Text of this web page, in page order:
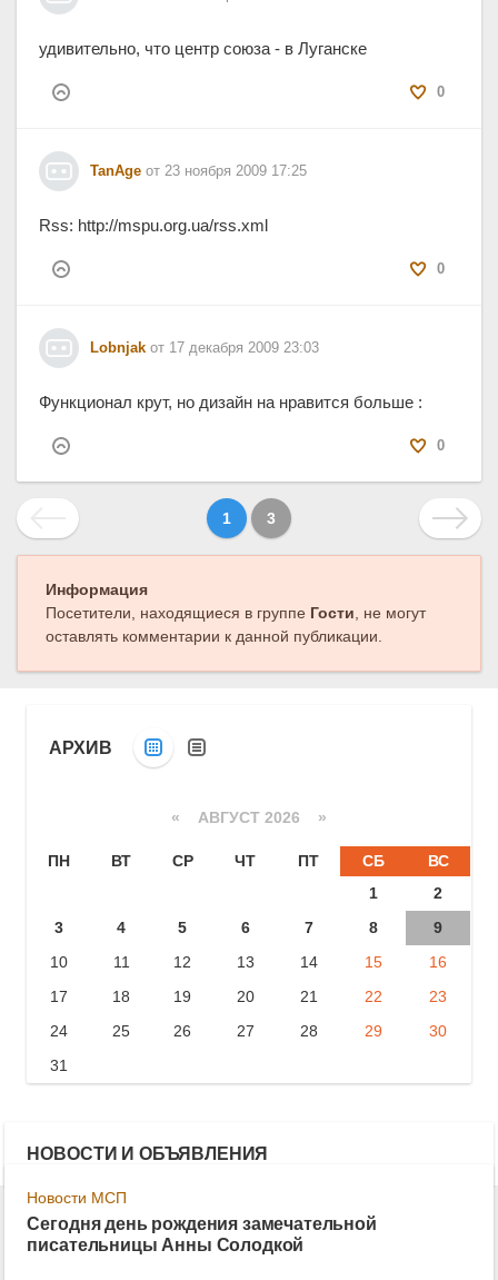
0
удивительно, что центр союза - в Луганске
TanAge от 23 ноября 2009 17:25
0
Rss: http://mspu.org.ua/rss.xml
Lobnjak от 17 декабря 2009 23:03
0
Функционал крут, но дизайн на нравится больше :
1 3
Информация
Посетители, находящиеся в группе Гости, не могут
оставлять комментарии к данной публикации.
АРХИВ
« АВГУСТ 2026 »
ПН ВТ СР ЧТ ПТ СБ
ВС
1
2
3
4 5 6 7 8
9
10
11 12 13 14 15
16
17
18 19 20 21 22
23
24
25 26 27 28 29
30
31
НОВОСТИ И ОБЪЯВЛЕНИЯ
Новости МСП
Сегодня день рождения замечательной
писательницы Анны Солодкой